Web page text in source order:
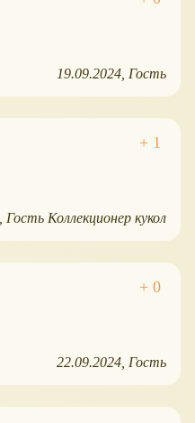
19.09.2024 Гость
Гость Коллекционер кукол
22.09.2024 Гость